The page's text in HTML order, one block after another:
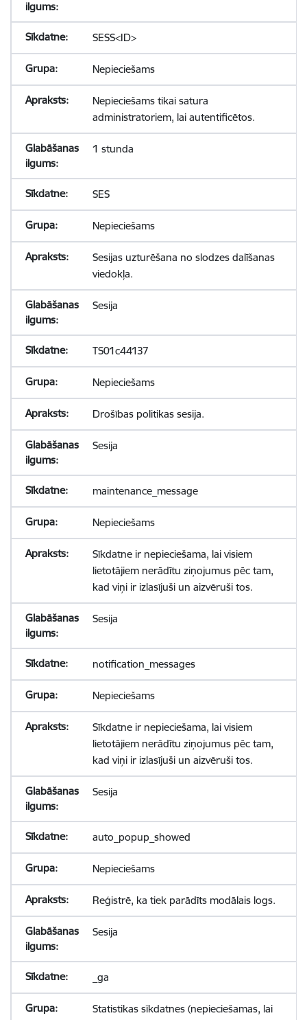
SESS<ID>
Nepieciešams
Nepieciešams tikai satura
administratoriem, lai autentificētos.
1 stunda
SES
Nepieciešams
Sesijas uzturēšana no slodzes dalīšanas
viedokļa.
Sesija
TS01c44137
Nepieciešams
Drošības politikas sesija.
Sesija
maintenance_message
Nepieciešams
Sīkdatne ir nepieciešama, lai visiem
lietotājiem nerādītu ziņojumus pēc tam,
kad viņi ir izlasījuši un aizvēruši tos.
Sesija
notification_messages
Nepieciešams
Sīkdatne ir nepieciešama, lai visiem
lietotājiem nerādītu ziņojumus pēc tam,
kad viņi ir izlasījuši un aizvēruši tos.
Sesija
auto_popup_showed
Nepieciešams
Reģistrē, ka tiek parādīts modālais logs.
Sesija
_ga
Statistikas sīkdatnes (nepieciešamas, lai